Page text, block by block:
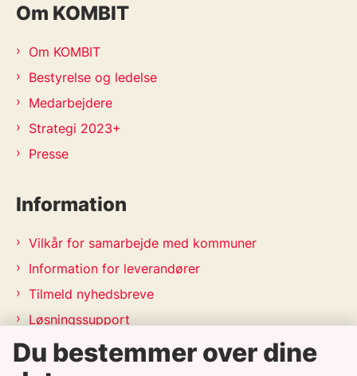
Om KOMBIT
Om KOMBIT
Bestyrelse og ledelse
Medarbejdere
Strategi 2023+
Presse
Information
Vilkår for samarbejde med kommuner
Information for leverandører
Tilmeld nyhedsbreve
Løsningssupport
Releasekalender
APV-handleplan 2026
Du bestemmer over dine